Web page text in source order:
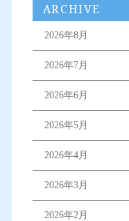
ARCHIVE
2026年8月
2026年7月
2026年6月
2026年5月
2026年4月
2026年3月
2026年2月